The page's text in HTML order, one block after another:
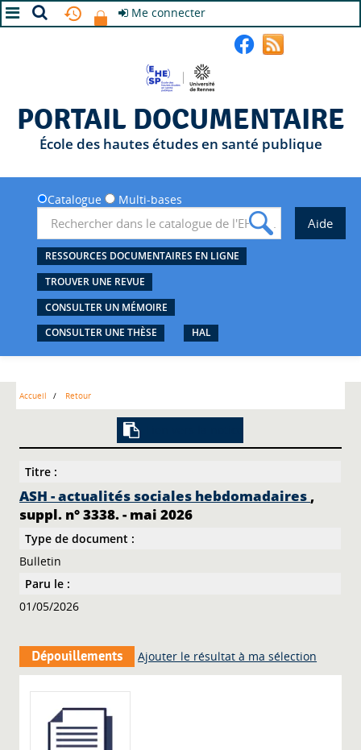
Me connecter
PORTAIL DOCUMENTAIRE
École des hautes études en santé publique
Catalogue Multi-bases
RESSOURCES DOCUMENTAIRES EN LIGNE
TROUVER UNE REVUE
CONSULTER UN MÉMOIRE
CONSULTER UNE THÈSE
HAL
Accueil Retour
Titre :
ASH - actualités sociales hebdomadaires ,
suppl. n° 3338. - mai 2026
Type de document :
Bulletin
Paru le :
01/05/2026
Dépouillements Ajouter le résultat à ma sélection